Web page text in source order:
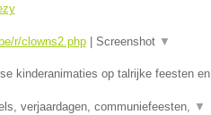
r/clowns2.php| Screenshot ▼
kinderanimaties op talrijke feesten en
verjaardagen, communiefeesten, ▼